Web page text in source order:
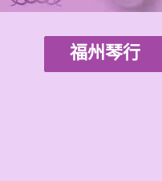
福州琴行